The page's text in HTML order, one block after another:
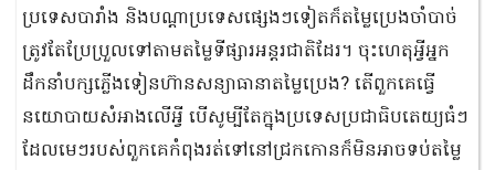
ប្រទេសបារាំង និងបណ្តាប្រទេសផ្សេងៗទៀតក៏តម្លៃប្រេងចាំបាច់
ត្រូវតែប្រែប្រួលទៅតាមតម្លៃទីផ្សារអន្តរជាតិដែរ។ ចុះហេតុអ្វីអ្នក
ដឹកនាំបក្សភ្លើងទៀនហ៊ានសន្យាធានាតម្លៃប្រេង? តើពួកគេធ្វើ
នយោបាយសំអាងលើអ្វី បើសូម្បីតែក្នុងប្រទេសប្រជាធិបតេយ្យធំៗ
ដែលមេៗរបស់ពួកគេកំពុងរត់ទៅនៅជ្រកកោនក៏មិនអាចទប់តម្លៃ